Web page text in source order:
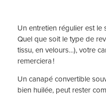
Un entretien régulier est le
Quel que soit le type de
tissu, en velours…), votre
remerciera !
Un canapé convertible
bien huilée, peut rester